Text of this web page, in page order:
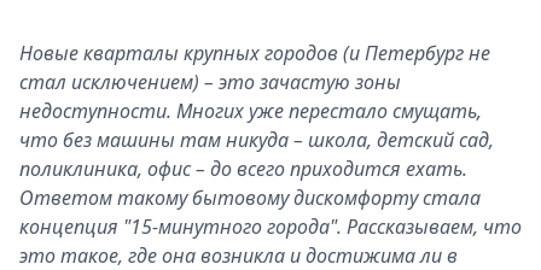
Новые кварталы крупных городов (и Петербург не
стал исключением) – это зачастую зоны
недоступности. Многих уже перестало смущать,
что без машины там никуда – школа, детский сад,
поликлиника, офис – до всего приходится ехать.
Ответом такому бытовому дискомфорту стала
концепция "15-минутного города". Рассказываем, что
это такое, где она возникла и достижима ли в